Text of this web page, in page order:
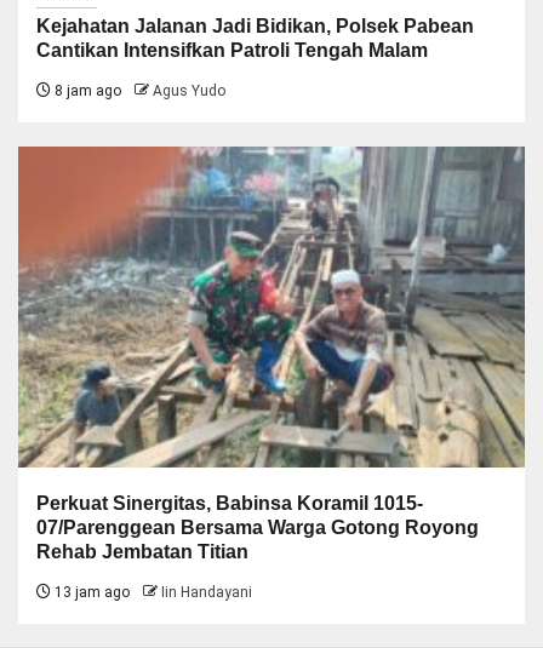
Kejahatan Jalanan Jadi Bidikan, Polsek Pabean
Cantikan Intensifkan Patroli Tengah Malam
8 jam ago Agus Yudo
Perkuat Sinergitas, Babinsa Koramil 1015-
07/Parenggean Bersama Warga Gotong Royong
Rehab Jembatan Titian
13 jam ago Iin Handayani